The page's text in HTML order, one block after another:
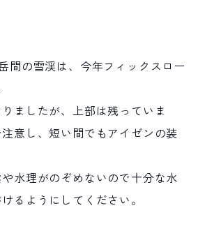
間の雪渓は、今年フィックスロー
ましたが、上部は残っていま
意し、短い間でもアイゼンの装
水理がのぞめないので十分な水
るようにしてください。